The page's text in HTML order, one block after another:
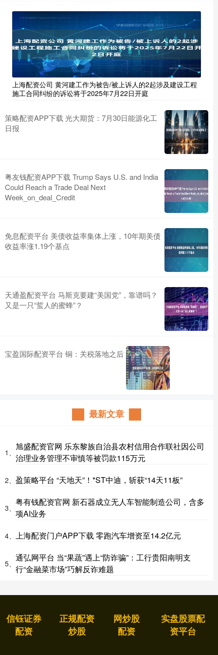
上海配资公司 黄河建工作为被告/被上诉人的2起涉及建设工程
施工合同纠纷的诉讼将于2025年7月22日开庭
策略配资APP下载 光大期货：7月30日能源化工
日报
粤友钱配资APP下载 Trump Says U.S. and India
Could Reach a Trade Deal Next
Week_on_deal_Credit
免息配资平台 美债收益率集体上涨，10年期美债
收益率涨1.19个基点
天通盈配资平台 马斯克要建“美国党”，靠谱吗？
又是一只“蜇人的蜜蜂”？
宝盈国际配资平台 铜：关税落地之后
最新文章
1、
旭盛配资官网 乐东黎族自治县农村信用合作联社因公司
治理业务管理不审慎等被罚款115万元
2、 盈策略平台 “天地天”！*ST中迪，斩获“14天11板”
3、
粤有钱配资官网 新石器成立无人车智能制造公司，含多
项AI业务
4、 上海配资门户APP下载 零跑汽车增资至14.2亿元
5、
通弘网平台 当“果蔬”遇上“防诈骗”：工行贵阳南明支
行“金融菜市场”巧解反诈难题
信钰证券
配资
正规配资
炒股
网炒股
配资
实盘股票配
资平台